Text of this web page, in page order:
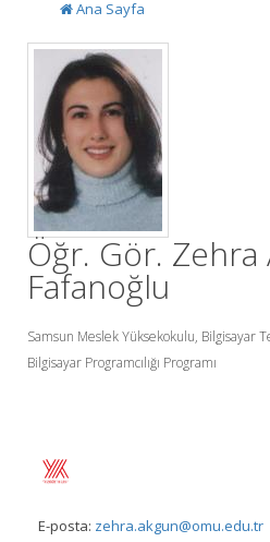
Ana Sayfa
Öğr. Gör. Zehra
Fafanoğlu
Samsun Meslek Yüksekokulu, Bilgisayar
Bilgisayar Programcılığı Programı
E-posta: zehra.akgun@omu.edu.tr